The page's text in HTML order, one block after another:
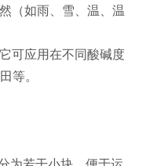
（如雨、雪、温、温
可应用在不同酸碱度
等。